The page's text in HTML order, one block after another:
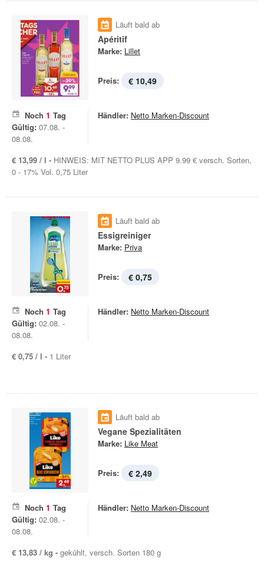
Läuft bald ab
Apéritif
Marke: Lillet
Preis: € 10,49
Noch 1 Tag
Gültig: 07.08. -
08.08.
Händler: Netto Marken-Discount
€ 13,99 / l - HINWEIS: MIT NETTO PLUS APP 9.99 € versch. Sorten,
0 - 17% Vol. 0,75 Liter
Läuft bald ab
Essigreiniger
Marke: Priva
Preis: € 0,75
Noch 1 Tag
Gültig: 02.08. -
08.08.
Händler: Netto Marken-Discount
€ 0,75 / l - 1 Liter
Läuft bald ab
Vegane Spezialitäten
Marke: Like Meat
Preis: € 2,49
Noch 1 Tag
Gültig: 02.08. -
08.08.
Händler: Netto Marken-Discount
€ 13,83 / kg - gekühlt, versch. Sorten 180 g